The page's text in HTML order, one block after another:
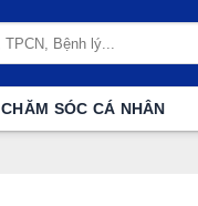
CHĂM SÓC CÁ NHÂN